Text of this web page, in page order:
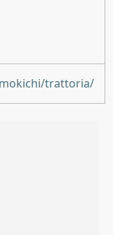
trattoria/